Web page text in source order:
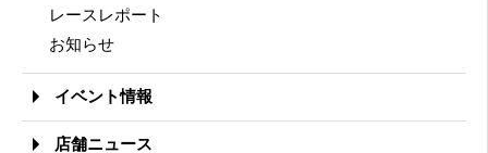
レースレポート
お知らせ
イベント情報
店舗ニュース